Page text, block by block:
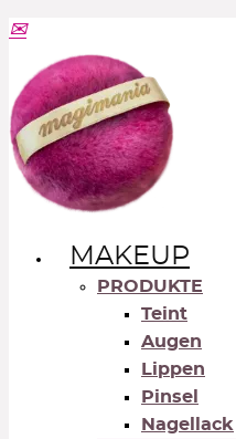
MAKEUP
PRODUKTE
Teint
Augen
Lippen
Pinsel
Nagellack